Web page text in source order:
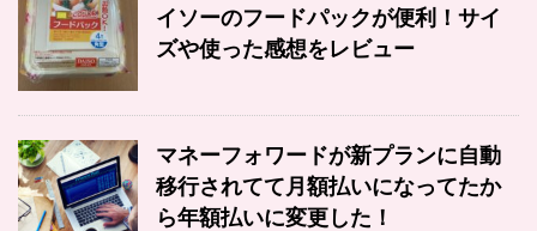
イソーのフードパックが便利！サイ
ズや使った感想をレビュー
マネーフォワードが新プランに自動
移行されてて月額払いになってたか
ら年額払いに変更した！